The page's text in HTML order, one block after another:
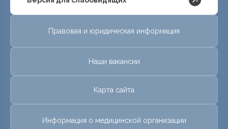
Правовая и юридическая информация
Наши вакансии
Карта сайта
Информация о медицинской организации